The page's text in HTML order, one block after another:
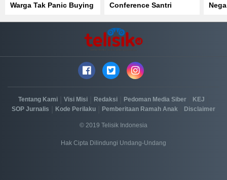
Warga Tak Panic Buying
Conference Santri
Tentang Kami Visi Misi Redaksi Pedoman Media Siber KEJ
SOP Jurnalis Kode Perilaku Pemberitaan Ramah Anak Disclaimer
© 2019 Telisik Indonesia
Hak Cipta Dilindungi Undang-Undang